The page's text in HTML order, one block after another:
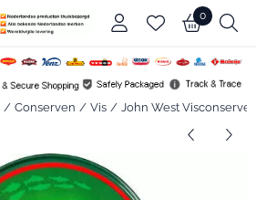
Kies instellingen of sta alle
0
/ Conserven / Vis / John West